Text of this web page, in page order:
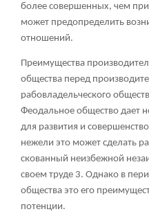
более совершенных, чем при
может предопределить
отношений.
Преимущества
общества перед
рабовладельческого
Феодальное общество дает
для развития и
нежели это может сделать
скованный неизбежной
своем труде 3. Однако в
общества это его
потенции.